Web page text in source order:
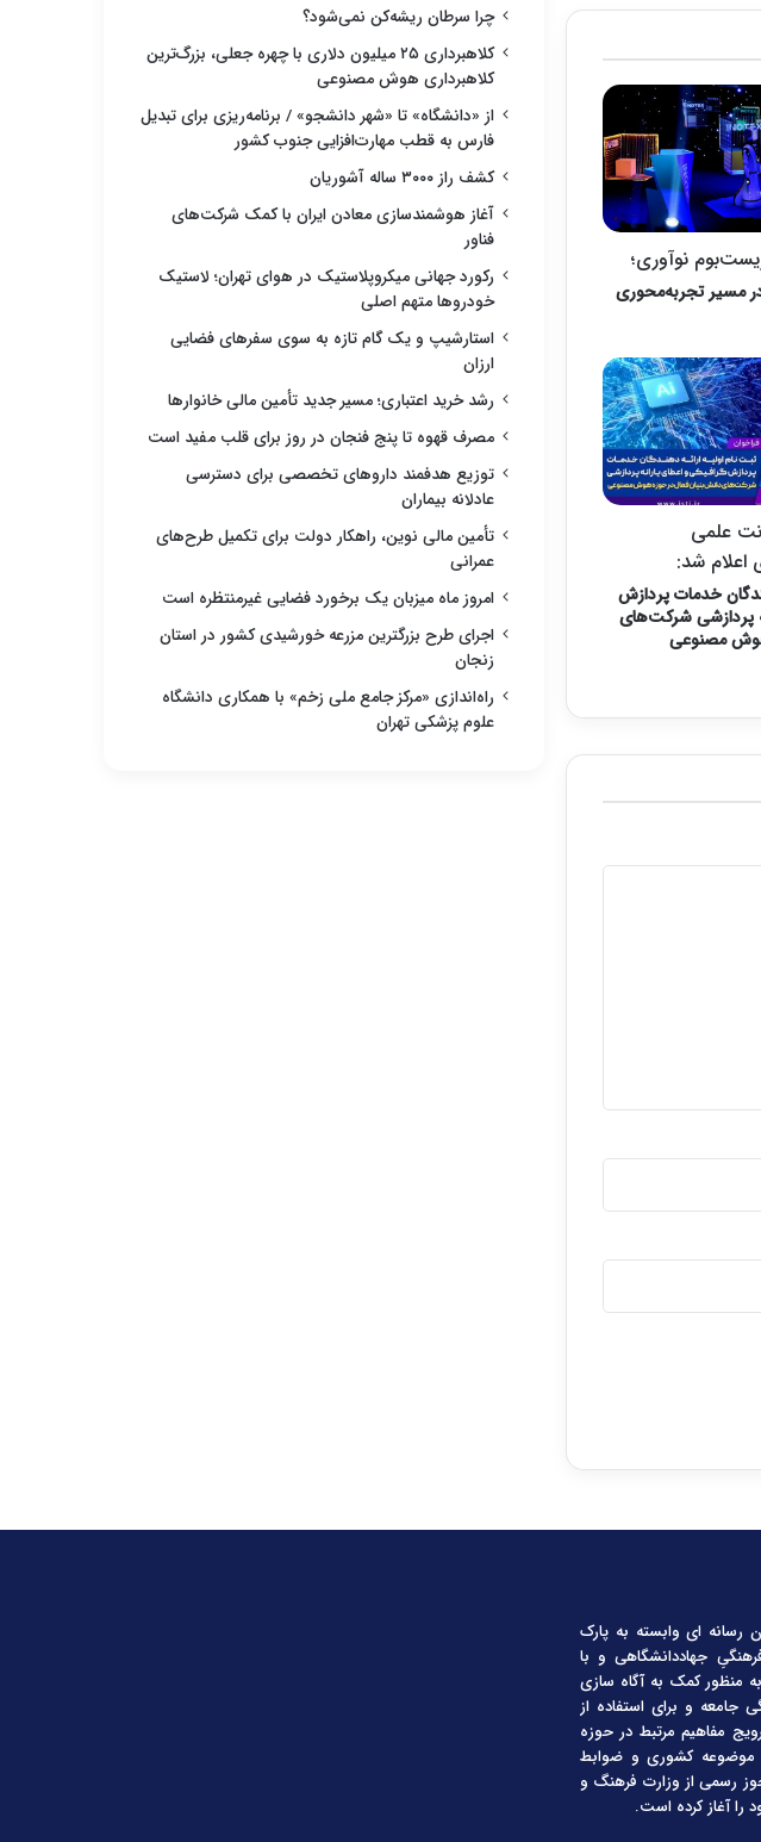
نوآوری؛
علمی
شد:
خدمات پردازش
پردازشی شرکت‌های
مصنوعی
چرا سرطان ریشه‌کن نمی‌شود؟
کلاهبرداری ۲۵ میلیون دلاری با چهره جعلی، بزرگ‌ترین
کلاهبرداری هوش مصنوعی
از «دانشگاه» تا «شهر دانشجو» / برنامه‌ریزی برای تبدیل
فارس به قطب مهارت‌افزایی جنوب کشور
کشف راز ۳۰۰۰ ساله آشوریان
آغاز هوشمندسازی معادن ایران با کمک شرکت‌های
فناور
رکورد جهانی میکروپلاستیک در هوای تهران؛ لاستیک
خودروها متهم اصلی
استارشیپ و یک گام تازه به سوی سفرهای فضایی
ارزان
رشد خرید اعتباری؛ مسیر جدید تأمین مالی خانوارها
مصرف قهوه تا پنج فنجان در روز برای قلب مفید است
توزیع هدفمند داروهای تخصصی برای دسترسی
عادلانه بیماران
تأمین مالی نوین، راهکار دولت برای تکمیل طرح‌های
عمرانی
امروز ماه میزبان یک برخورد فضایی غیرمنتظره است
اجرای طرح بزرگترین مزرعه خورشیدی کشور در استان
زنجان
راه‌اندازی «مرکز جامع ملی زخم» با همکاری دانشگاه
علوم پزشکی تهران
رسانه ای وابسته به پارک
جهاددانشگاهی و با
عنوان اختصاری «سینا» از ۱۶ مرداد ۱۳۹۳ به منظور کمک به آگاه سازی
جامعه و برای استفاده از
مفاهیم مرتبط در حوزه
موضوعه کشوری و ضوابط
رسمی از وزارت فرهنگ و